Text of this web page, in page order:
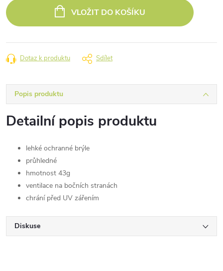
cena:
VLOŽIT DO KOŠÍKU
Dotaz k produktu Sdílet
Popis produktu
Detailní popis produktu
lehké ochranné brýle
průhledné
hmotnost 43g
ventilace na bočních stranách
chrání před UV zářením
Diskuse